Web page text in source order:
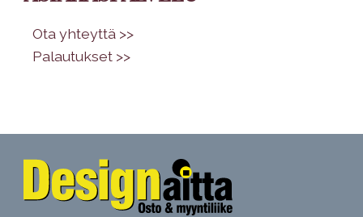
Ota yhteyttä >>
Palautukset >>